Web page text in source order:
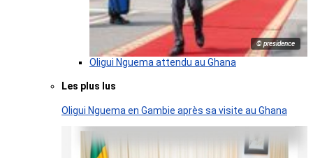
© presidence
Oligui Nguema attendu au Ghana
Les plus lus
Oligui Nguema en Gambie après sa visite au Ghana